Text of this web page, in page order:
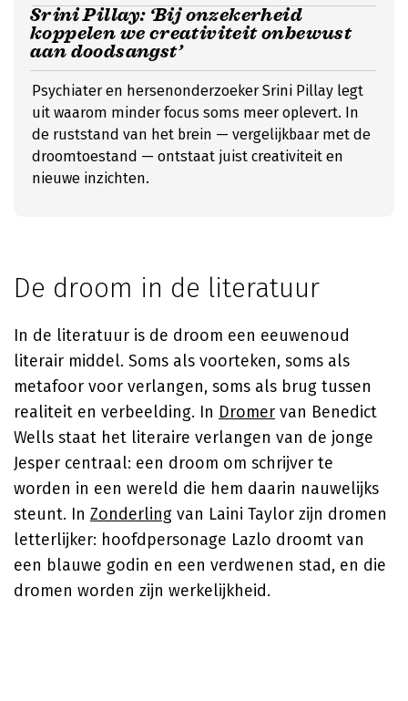
Srini Pillay: ‘Bij onzekerheid
koppelen we creativiteit onbewust
aan doodsangst’
Psychiater en hersenonderzoeker Srini Pillay legt
uit waarom minder focus soms meer oplevert. In
de ruststand van het brein — vergelijkbaar met de
droomtoestand — ontstaat juist creativiteit en
nieuwe inzichten.
De droom in de literatuur
In de literatuur is de droom een eeuwenoud
literair middel. Soms als voorteken, soms als
metafoor voor verlangen, soms als brug tussen
realiteit en verbeelding. In Dromer van Benedict
Wells staat het literaire verlangen van de jonge
Jesper centraal: een droom om schrijver te
worden in een wereld die hem daarin nauwelijks
steunt. In Zonderling van Laini Taylor zijn dromen
letterlijker: hoofdpersonage Lazlo droomt van
een blauwe godin en een verdwenen stad, en die
dromen worden zijn werkelijkheid.